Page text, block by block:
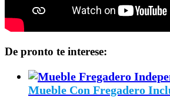
De pronto te interese:
Mueble Con Fregadero